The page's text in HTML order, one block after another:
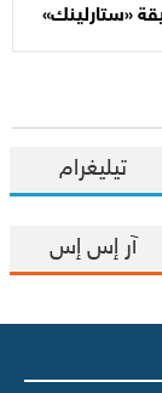
«ستارلينك»
تيليغرام
آر إس إس